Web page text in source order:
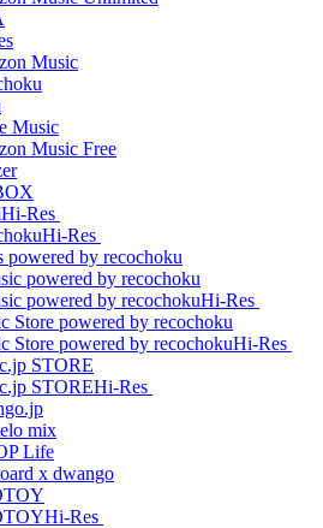
Hi-Res
Hi-Res
Hi-Res
Hi-Res
Hi-Res
Hi-Res